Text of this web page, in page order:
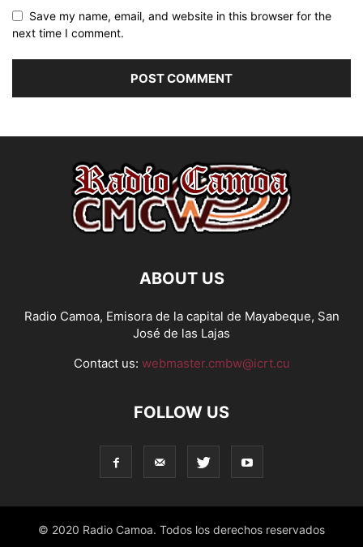
Save my name, email, and website in this browser for the
next time I comment.
ABOUT US
Radio Camoa, Emisora de la capital de Mayabeque, San
José de las Lajas
Contact us: webmaster.cmbw@icrt.cu
FOLLOW US
© 2020 Radio Camoa. Todos los derechos reservados